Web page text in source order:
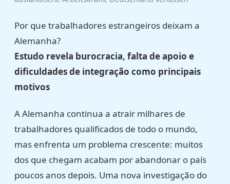
Por que trabalhadores estrangeiros deixam a
Alemanha?
Estudo revela burocracia, falta de apoio e
dificuldades de integração como principais
motivos
A Alemanha continua a atrair milhares de
trabalhadores qualificados de todo o mundo,
mas enfrenta um problema crescente: muitos
dos que chegam acabam por abandonar o país
poucos anos depois. Uma nova investigação do